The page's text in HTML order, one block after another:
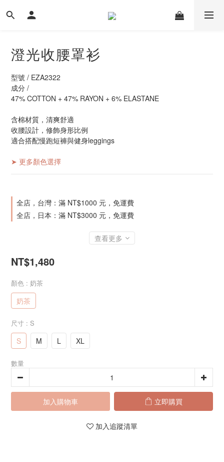
澄光收腰罩衫
型號 / EZA2322
成分 /
47% COTTON + 47% RAYON + 6% ELASTANE
含棉材質，清爽舒適
收腰設計，修飾身形比例
適合搭配慢跑短褲與健身leggings
➤ 更多顏色選擇
全店，台灣：滿 NT$1000 元，免運費
全店，日本：滿 NT$3000 元，免運費
查看更多
NT$1,480
顏色 : 奶茶
奶茶
尺寸 : S
S M L XL
數量
加入購物車 立即購買
加入追蹤清單